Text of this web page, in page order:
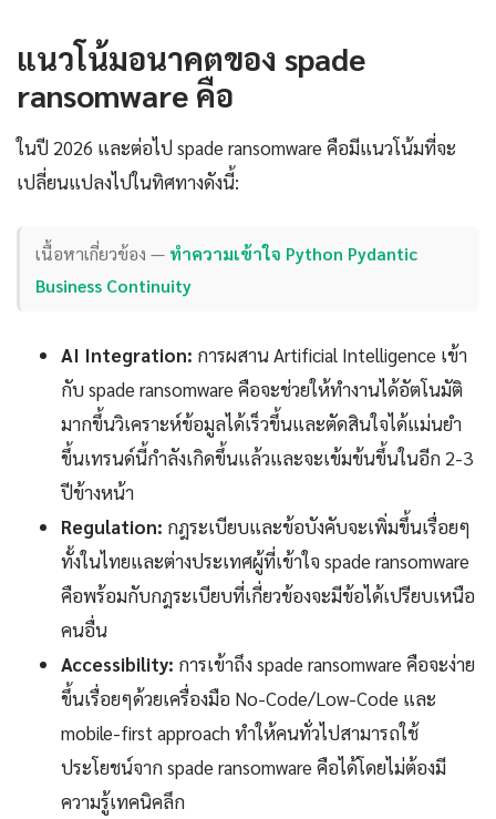
แนวโน้มอนาคตของ spade
ransomware คือ
ในปี 2026 และต่อไป spade ransomware คือมีแนวโน้มที่จะ
เปลี่ยนแปลงไปในทิศทางดังนี้:
เนื้อหาเกี่ยวข้อง — ทำความเข้าใจ Python Pydantic
Business Continuity
AI Integration: การผสาน Artificial Intelligence เข้า
กับ spade ransomware คือจะช่วยให้ทำงานได้อัตโนมัติ
มากขึ้นวิเคราะห์ข้อมูลได้เร็วขึ้นและตัดสินใจได้แม่นยำ
ขึ้นเทรนด์นี้กำลังเกิดขึ้นแล้วและจะเข้มข้นขึ้นในอีก 2-3
ปีข้างหน้า
Regulation: กฎระเบียบและข้อบังคับจะเพิ่มขึ้นเรื่อยๆ
ทั้งในไทยและต่างประเทศผู้ที่เข้าใจ spade ransomware
คือพร้อมกับกฎระเบียบที่เกี่ยวข้องจะมีข้อได้เปรียบเหนือ
คนอื่น
Accessibility: การเข้าถึง spade ransomware คือจะง่าย
ขึ้นเรื่อยๆด้วยเครื่องมือ No-Code/Low-Code และ
mobile-first approach ทำให้คนทั่วไปสามารถใช้
ประโยชน์จาก spade ransomware คือได้โดยไม่ต้องมี
ความรู้เทคนิคลึก